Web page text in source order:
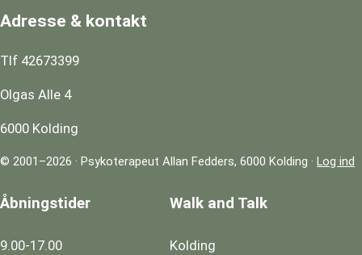
Adresse & kontakt
Tlf 42673399
Olgas Alle 4
6000 Kolding
© 2001–2026 · Psykoterapeut Allan Fedders, 6000 Kolding ·Log ind
Åbningstider
9.00-17.00
Walk and Talk
Kolding